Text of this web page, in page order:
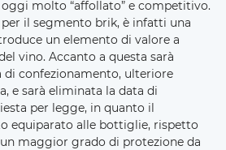
molto “affollato” e competitivo.
per il segmento brik, è infatti una
un elemento di valore a
vino. Accanto a questa sarà
di confezionamento, ulteriore
e sarà eliminata la data di
per legge, in quanto il
equiparato alle bottiglie, rispetto
maggior grado di protezione da